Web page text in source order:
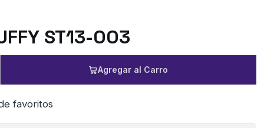
ST13-003
Agregar al Carro
favoritos